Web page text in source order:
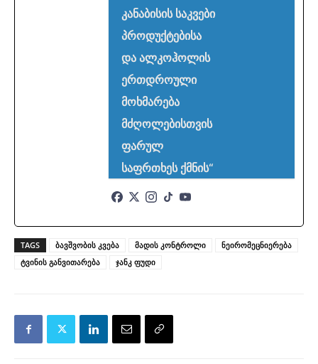
კანაბისის საკვები
პროდუქტებისა
და ალკოჰოლის
ერთდროული
მოხმარება
მძღოლებისთვის
ფარულ
საფრთხეს ქმნის“
TAGS ბავშვობის კვება მადის კონტროლი
ნეირომეცნიერება
ტვინის განვითარება
ჯანკ ფუდი